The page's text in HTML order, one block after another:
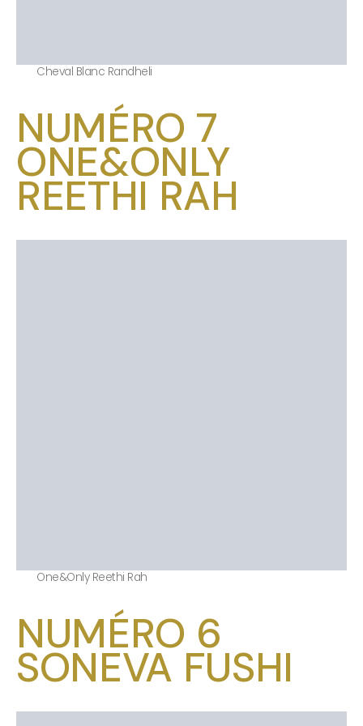
Cheval Blanc Randheli
NUMÉRO 7
ONE&ONLY
REETHI RAH
One&Only Reethi Rah
NUMÉRO 6
SONEVA FUSHI